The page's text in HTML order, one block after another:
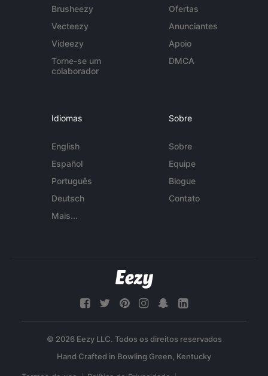
Brusheezy
Vecteezy
Videezy
Torne-se um
colaborador
Ofertas
Anunciantes
Apoio
DMCA
Idiomas
English
Español
Português
Deutsch
Mais...
Sobre
Sobre
Equipe
Blogue
Contato
© 2026 Eezy LLC. Todos os direitos reservados